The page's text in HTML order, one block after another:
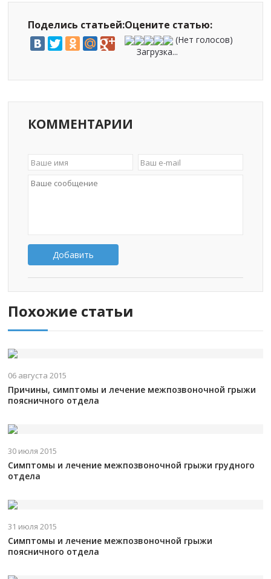
Поделись статьей:Оцените статью:
(Нет голосов)
Загрузка...
КОММЕНТАРИИ
Добавить
Похожие статьи
06 августа 2015
Причины, симптомы и лечение межпозвоночной грыжи
поясничного отдела
30 июля 2015
Симптомы и лечение межпозвоночной грыжи грудного
отдела
31 июля 2015
Симптомы и лечение межпозвоночной грыжи
поясничного отдела